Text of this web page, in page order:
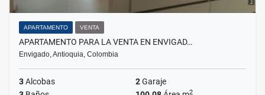
APARTAMENTO VENTA
APARTAMENTO PARA LA VENTA EN ENVIGAD…
Envigado, Antioquia, Colombia
3Alcobas 2Garaje
2